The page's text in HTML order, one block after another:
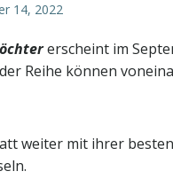
14, 2022
erscheint im
Reihe können
weiter mit ihrer